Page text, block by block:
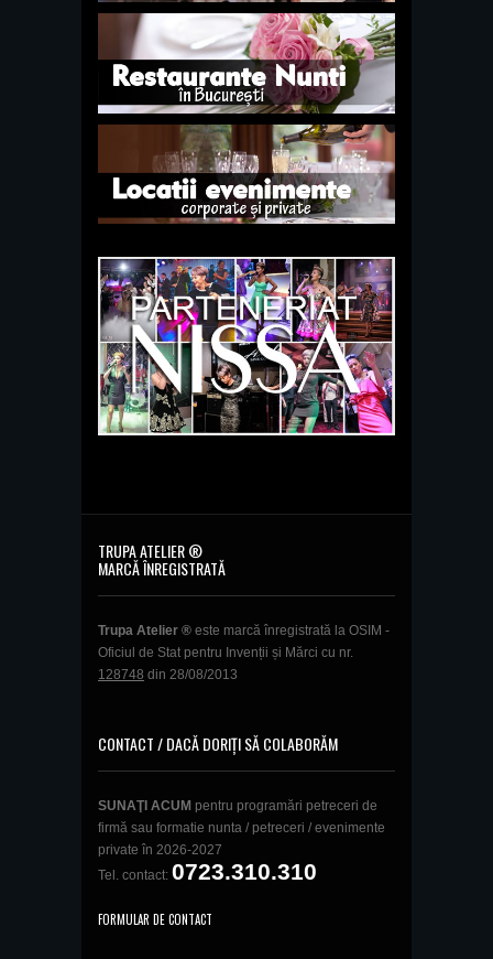
TRUPA ATELIER ®
MARCĂ ÎNREGISTRATĂ
Trupa Atelier ® este marcă înregistrată la OSIM -
Oficiul de Stat pentru Invenții și Mărci cu nr.
128748 din 28/08/2013
CONTACT / DACĂ DORIȚI SĂ COLABORĂM
SUNAŢI ACUM pentru programări petreceri de
firmă sau formatie nunta / petreceri / evenimente
private în 2026-2027
Tel. contact: 0723.310.310
FORMULAR DE CONTACT